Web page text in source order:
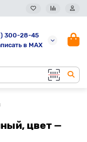
300-28-45
в MAX
цвет —